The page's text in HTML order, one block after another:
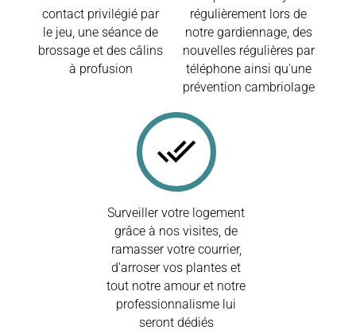
done_all
contact privilégié par
le jeu, une séance de
brossage et des câlins
à profusion
régulièrement lors de
notre gardiennage, des
nouvelles régulières par
téléphone ainsi qu'une
prévention cambriolage
Surveiller votre logement
grâce à nos visites, de
ramasser votre courrier,
d'arroser vos plantes et
tout notre amour et notre
professionnalisme lui
seront dédiés